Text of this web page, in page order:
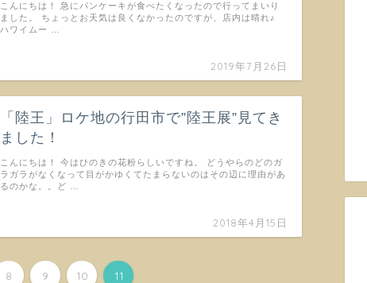
2019年7月26日
こんにちは！ 急にパンケーキが食べたくなったので行ってまいり
ました。 ちょっとお天気は良くなかったのですが、店内は晴れ♪
ハワイムー …
「陸王」ロケ地の行田市で”陸王展”見てき
ました！
2018年4月15日
こんにちは！ 今はひのきの花粉らしいですね。 どうやらのどのガ
ラガラがなくなって目がかゆくてたまらないのはその辺に理由があ
るのかな。。ど …
8 9 10 11